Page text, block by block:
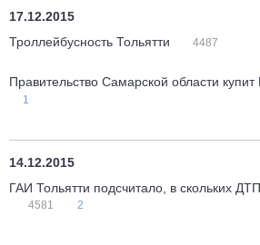
17.12.2015
Троллейбусность Тольятти
4487
Правительство Самарской области купит
1
14.12.2015
ГАИ Тольятти подсчитало, в скольких
4581 2